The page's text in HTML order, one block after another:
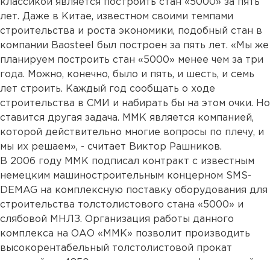
классикой является построить стан «5000» за пять
лет. Даже в Китае, известном своими темпами
строительства и роста экономики, подобный стан в
компании Baosteel был построен за пять лет. «Мы же
планируем построить стан «5000» менее чем за три
года. Можно, конечно, было и пять, и шесть, и семь
лет строить. Каждый год сообщать о ходе
строительства в СМИ и набирать бы на этом очки. Но
ставится другая задача. ММК является компанией,
которой действительно многие вопросы по плечу, и
мы их решаем», - считает Виктор Рашников.
В 2006 году ММК подписал контракт с известным
немецким машиностроительным концерном SMS-
DEMAG на комплексную поставку оборудования для
строительства толстолистового стана «5000» и
слябовой МНЛЗ. Организация работы данного
комплекса на ОАО «ММК» позволит производить
высокорентабельный толстолистовой прокат